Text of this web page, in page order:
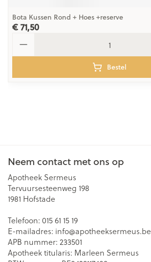
Bota Kussen Rond + Hoes +reserve
€ 71,50
Bestel
Neem contact met ons op
Apotheek Sermeus
Tervuursesteenweg 198
1981 Hofstade
Telefoon: 015 61 15 19
E-mailadres: info@apotheeksermeus.be
APB nummer: 233501
Apotheek titularis: Marleen Sermeus